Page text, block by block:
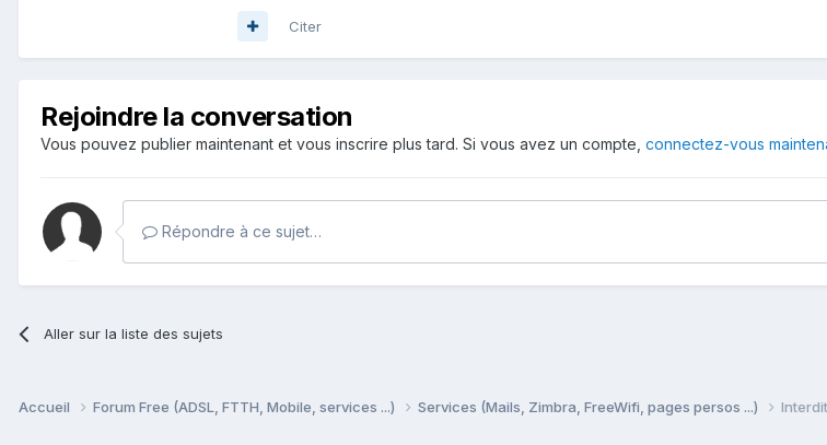
Citer
Rejoindre la conversation
Vous pouvez publier maintenant et vous inscrire plus tard. Si vous avez un compte, connectez-vous
Répondre à ce sujet…
Aller sur la liste des sujets
Accueil Forum Free (ADSL, FTTH, Mobile, services ...) Services (Mails, Zimbra, FreeWifi, pages persos ...)